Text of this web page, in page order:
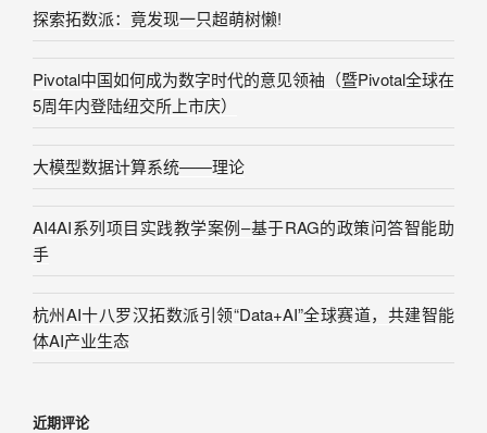
探索拓数派：竟发现一只超萌树懒!
Pivotal中国如何成为数字时代的意见领袖（暨Pivotal全球在
5周年内登陆纽交所上市庆）
大模型数据计算系统——理论
AI4AI系列项目实践教学案例–基于RAG的政策问答智能助
手
杭州AI十八罗汉拓数派引领“Data+AI”全球赛道，共建智能
体AI产业生态
近期评论